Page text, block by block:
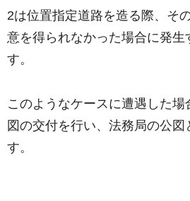
2は位置指定道路を造る際、そ
意を得られなかった場合に発生
す。
このようなケースに遭遇した場
図の交付を行い、法務局の公図
す。